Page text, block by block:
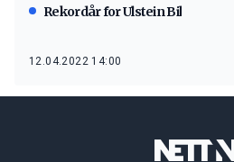
Rekordår for Ulstein Bil
12.04.2022 14:00